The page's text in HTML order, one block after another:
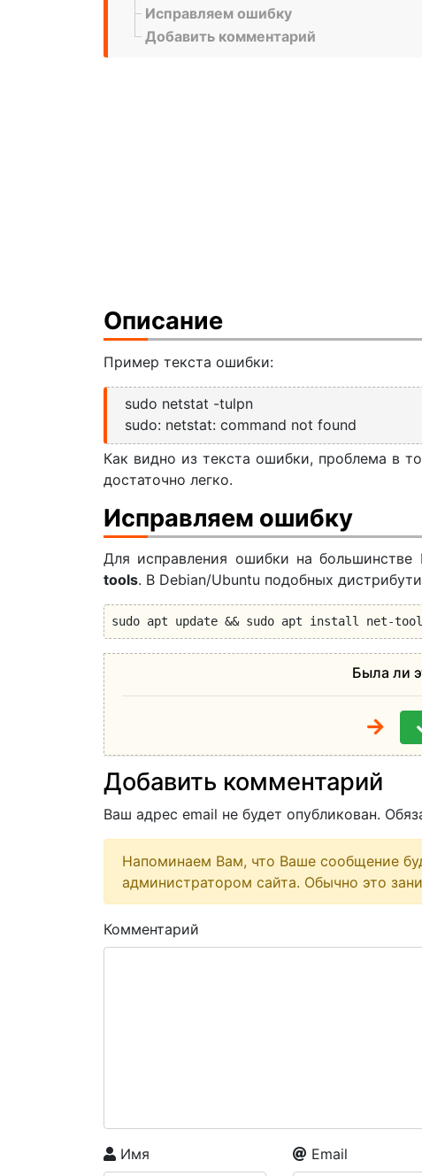
Исправляем ошибку
Добавить комментарий
Описание
Пример текста ошибки:
sudo netstat -tulpn
sudo: netstat: command not found
Как видно из текста ошибки, проблема в
достаточно легко.
Исправляем ошибку
Для исправления ошибки на большинстве
tools. В Debian/Ubuntu подобных
sudo apt update && sudo apt install net-
Была ли
Добавить комментарий
Ваш адрес email не будет опубликован.
Напоминаем Вам, что Ваше сообщение
администратором сайта. Обычно это
Комментарий
Имя Email